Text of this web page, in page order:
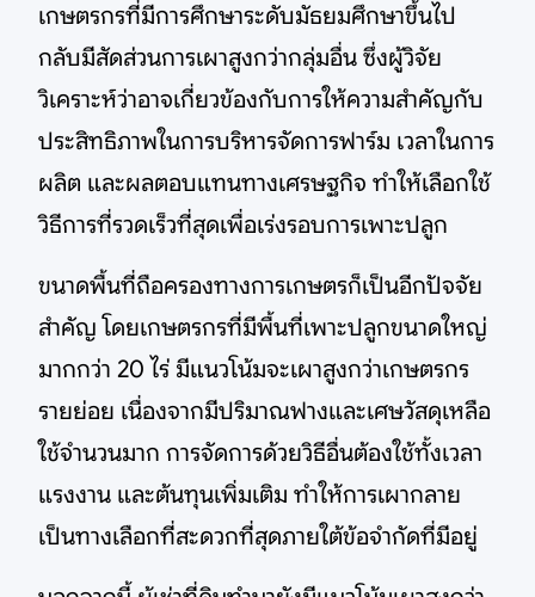
เกษตรกรที่มีการศึกษาระดับมัธยมศึกษาขึ้นไป
กลับมีสัดส่วนการเผาสูงกว่ากลุ่มอื่น ซึ่งผู้วิจัย
วิเคราะห์ว่าอาจเกี่ยวข้องกับการให้ความสำคัญกับ
ประสิทธิภาพในการบริหารจัดการฟาร์ม เวลาในการ
ผลิต และผลตอบแทนทางเศรษฐกิจ ทำให้เลือกใช้
วิธีการที่รวดเร็วที่สุดเพื่อเร่งรอบการเพาะปลูก
ขนาดพื้นที่ถือครองทางการเกษตรก็เป็นอีกปัจจัย
สำคัญ โดยเกษตรกรที่มีพื้นที่เพาะปลูกขนาดใหญ่
มากกว่า 20 ไร่ มีแนวโน้มจะเผาสูงกว่าเกษตรกร
รายย่อย เนื่องจากมีปริมาณฟางและเศษวัสดุเหลือ
ใช้จำนวนมาก การจัดการด้วยวิธีอื่นต้องใช้ทั้งเวลา
แรงงาน และต้นทุนเพิ่มเติม ทำให้การเผากลาย
เป็นทางเลือกที่สะดวกที่สุดภายใต้ข้อจำกัดที่มีอยู่